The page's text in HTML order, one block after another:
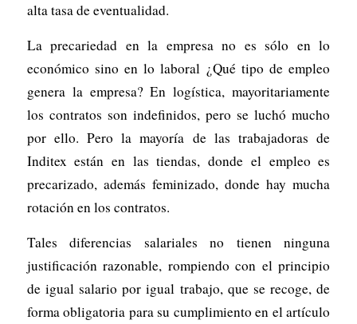
alta tasa de eventualidad.
La precariedad en la empresa no es sólo en lo
económico sino en lo laboral ¿Qué tipo de empleo
genera la empresa? En logística, mayoritariamente
los contratos son indefinidos, pero se luchó mucho
por ello. Pero la mayoría de las trabajadoras de
Inditex están en las tiendas, donde el empleo es
precarizado, además feminizado, donde hay mucha
rotación en los contratos.
Tales diferencias salariales no tienen ninguna
justificación razonable, rompiendo con el principio
de igual salario por igual trabajo, que se recoge, de
forma obligatoria para su cumplimiento en el artículo